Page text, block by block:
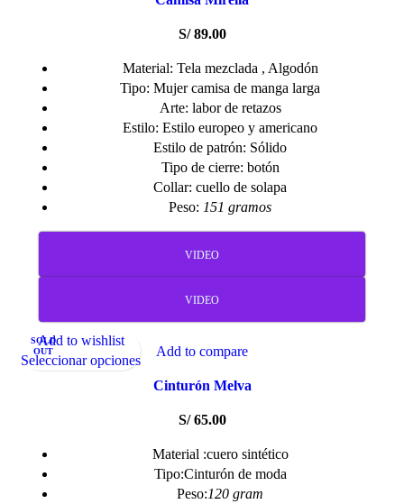
S/89.00
Material: Tela mezclada , Algodón
Tipo: Mujer camisa de manga larga
Arte: labor de retazos
Estilo: Estilo europeo y americano
Estilo de patrón: Sólido
Tipo de cierre: botón
Collar: cuello de solapa
Peso: 151 gramos
VIDEO
VIDEO
SOLD
OUT
Add to compare
Cinturón Melva
S/65.00
Material :cuero sintético
Tipo:Cinturón de moda
Peso:120 gram
Add to wishlist
Seleccionar opciones